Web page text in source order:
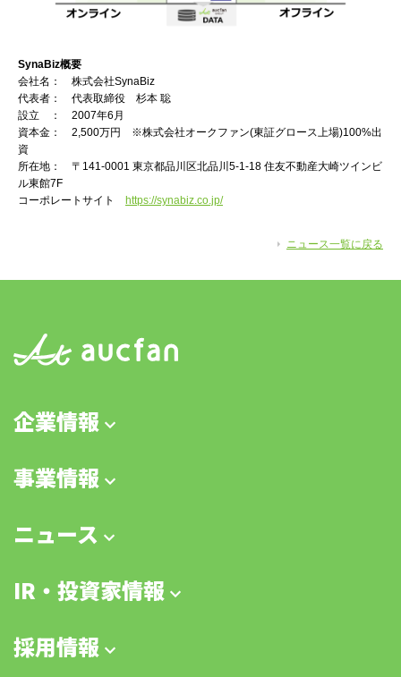
SynaBiz概要
会社名： 株式会社SynaBiz
代表者： 代表取締役 杉本 聡
設立 ： 2007年6月
資本金： 2,500万円 ※株式会社オークファン(東証グロース上場)100%出
資
所在地： 〒141-0001 東京都品川区北品川5-1-18 住友不動産大崎ツインビ
ル東館7F
コーポレートサイト
https://synabiz.co.jp/
ニュース一覧に戻る
企業情報
事業情報
ニュース
IR・投資家情報
採用情報